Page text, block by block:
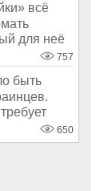
всё
для неё
757
быть
650